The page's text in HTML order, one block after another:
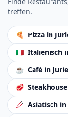
treffen.
🍕 Pizza in
🇮🇹 Italienisch
☕ Café in
🥩 Steakhouse
🥢 Asiatisch in